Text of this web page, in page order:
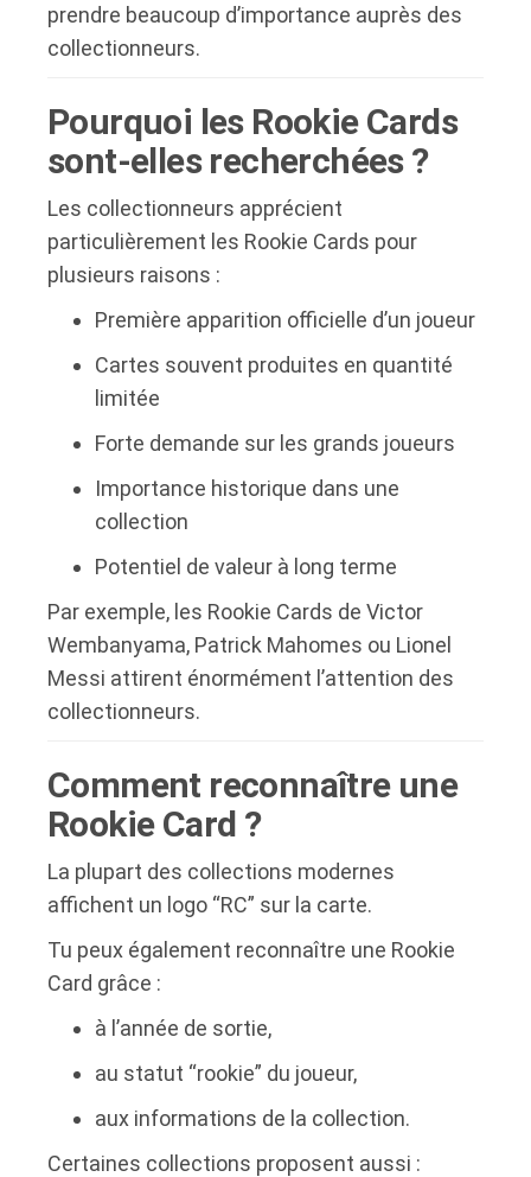
prendre beaucoup d’importance auprès des
collectionneurs.
Pourquoi les Rookie Cards
sont-elles recherchées ?
Les collectionneurs apprécient
particulièrement les Rookie Cards pour
plusieurs raisons :
Première apparition officielle d’un joueur
Cartes souvent produites en quantité
limitée
Forte demande sur les grands joueurs
Importance historique dans une
collection
Potentiel de valeur à long terme
Par exemple, les Rookie Cards de Victor
Wembanyama, Patrick Mahomes ou Lionel
Messi attirent énormément l’attention des
collectionneurs.
Comment reconnaître une
Rookie Card ?
La plupart des collections modernes
affichent un logo “RC” sur la carte.
Tu peux également reconnaître une Rookie
Card grâce :
à l’année de sortie,
au statut “rookie” du joueur,
aux informations de la collection.
Certaines collections proposent aussi :